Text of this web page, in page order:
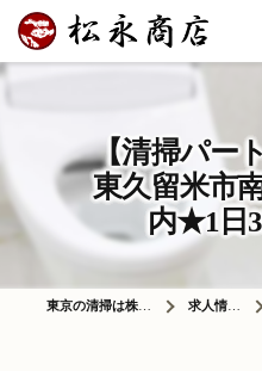
【清掃パー
東久留米市
内★1日
東京の清掃は株式会社松永商店 求人情報ブログ